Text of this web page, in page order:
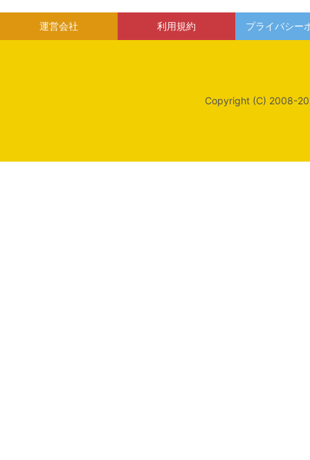
運営会社 利用規約 プライバシー
Copyright (C) 2008-